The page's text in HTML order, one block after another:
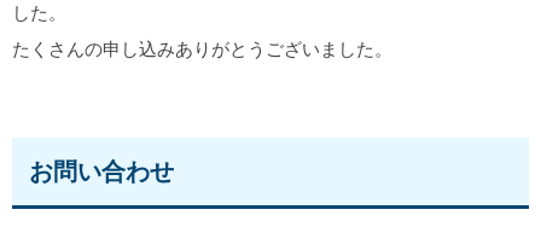
した。
たくさんの申し込みありがとうございました。
お問い合わせ